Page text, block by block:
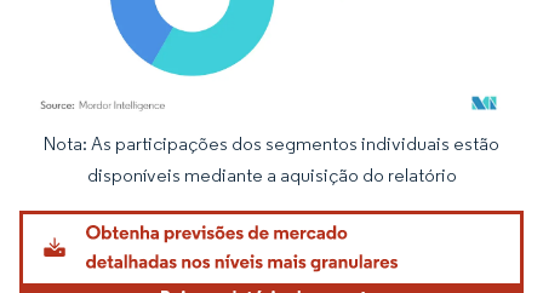
Imagem © Mordor Intelligence. O reuso requer atribuição conforme CC BY 4.0.
Nota: As participações dos segmentos individuais estão
disponíveis mediante a aquisição do relatório